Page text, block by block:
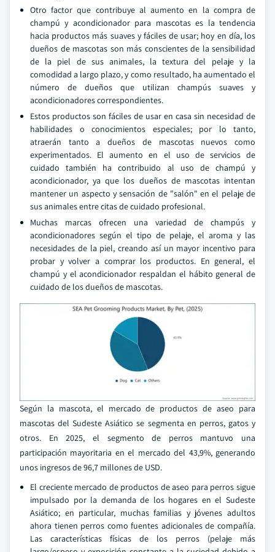
Otro factor que contribuye al aumento en la compra de
champú y acondicionador para mascotas es la tendencia
hacia productos más suaves y fáciles de usar; hoy en día, los
dueños de mascotas son más conscientes de la sensibilidad
de la piel de sus animales, la textura del pelaje y la
comodidad a largo plazo, y como resultado, ha aumentado el
número de dueños que utilizan champús suaves y
acondicionadores correspondientes.
Estos productos son fáciles de usar en casa sin necesidad de
habilidades o conocimientos especiales; por lo tanto,
atraerán tanto a dueños de mascotas nuevos como
experimentados. El aumento en el uso de servicios de
cuidado también ha contribuido al uso de champú y
acondicionador, ya que los dueños de mascotas intentan
mantener un aspecto y sensación de "salón" en el pelaje de
sus animales entre citas de cuidado profesional.
Muchas marcas ofrecen una variedad de champús y
acondicionadores según el tipo de pelaje, el aroma y las
necesidades de la piel, creando así un mayor incentivo para
probar y volver a comprar los productos. En general, el
champú y el acondicionador respaldan el hábito general de
cuidado de los dueños de mascotas.
Según la mascota, el mercado de productos de aseo para
mascotas del Sudeste Asiático se segmenta en perros, gatos y
otros. En 2025, el segmento de perros mantuvo una
participación mayoritaria en el mercado del 43,9%, generando
unos ingresos de 96,7 millones de USD.
El creciente mercado de productos de aseo para perros sigue
impulsado por la demanda de los hogares en el Sudeste
Asiático; en particular, muchas familias y jóvenes adultos
ahora tienen perros como fuentes adicionales de compañía.
Las características físicas de los perros (pelaje más